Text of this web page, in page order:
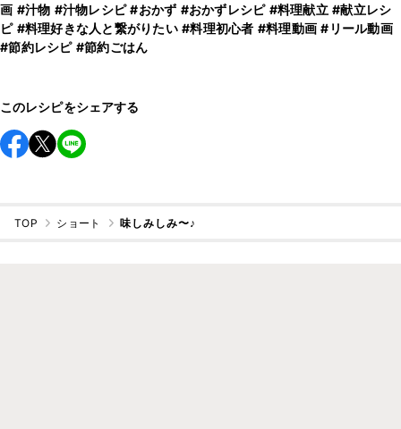
画 #汁物 #汁物レシピ #おかず #おかずレシピ #料理献立 #献立レシ
ピ #料理好きな人と繋がりたい #料理初心者 #料理動画 #リール動画
#節約レシピ #節約ごはん
このレシピをシェアする
TOP ショート 味しみしみ〜♪